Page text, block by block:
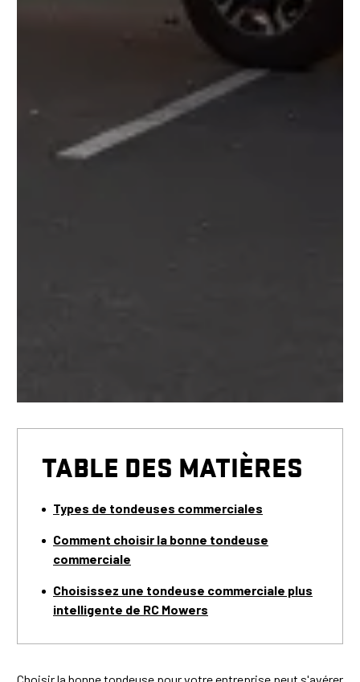
TABLE DES MATIÈRES
Types de tondeuses commerciales
Comment choisir la bonne tondeuse
commerciale
Choisissez une tondeuse commerciale plus
intelligente de RC Mowers
Choisir la bonne tondeuse pour votre entreprise peut s'avérer